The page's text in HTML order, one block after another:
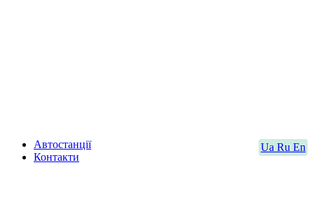
Ua Ru En
Автостанції
Контакти